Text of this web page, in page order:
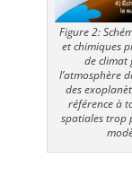
Figure 2:
et chimiques
de climat
l’atmosphère
des
référence à
spatiales trop